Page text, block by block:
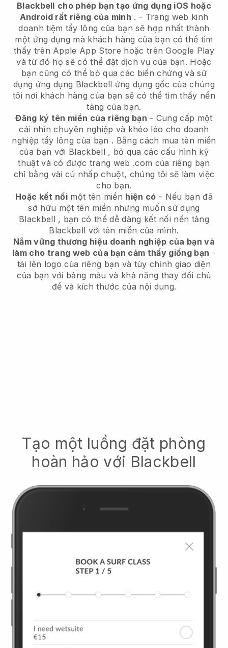
Blackbell cho phép bạn tạo ứng dụng iOS hoặc
Android rất riêng của mình . - Trang web kinh
doanh tiệm tẩy lông của bạn sẽ hợp nhất thành
một ứng dụng mà khách hàng của bạn có thể tìm
thấy trên Apple App Store hoặc trên Google Play
và từ đó họ sẽ có thể đặt dịch vụ của bạn. Hoặc
bạn cũng có thể bỏ qua các biến chứng và sử
dụng ứng dụng Blackbell ứng dụng gốc của chúng
tôi nơi khách hàng của bạn sẽ có thể tìm thấy nền
tảng của bạn.
Đăng ký tên miền của riêng bạn - Cung cấp một
cái nhìn chuyên nghiệp và khéo léo cho doanh
nghiệp tẩy lông của bạn . Bằng cách mua tên miền
của bạn với Blackbell , bỏ qua các cấu hình kỹ
thuật và có được trang web .com của riêng bạn
chỉ bằng vài cú nhấp chuột, chúng tôi sẽ làm việc
cho bạn.
Hoặc kết nốimột tên miền hiện có - Nếu bạn đã
sở hữu một tên miền nhưng muốn sử dụng
Blackbell , bạn có thể dễ dàng kết nối nền tảng
Blackbell với tên miền của mình.
Nắm vững thương hiệu doanh nghiệp của bạn và
làm cho trang web của bạn cảm thấy giống bạn -
tải lên logo của riêng bạn và tùy chỉnh giao diện
của bạn với bảng màu và khả năng thay đổi chủ
đề và kích thước của nội dung.
Tạo một luồng đặt phòng
hoàn hảo với Blackbell